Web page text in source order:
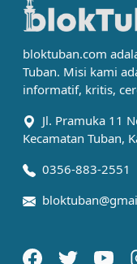
bloktuban.com
Tuban. Misi kami
informatif, kritis,
Jl. Pramuka 11
Kecamatan Tuban,
0356-883-2551